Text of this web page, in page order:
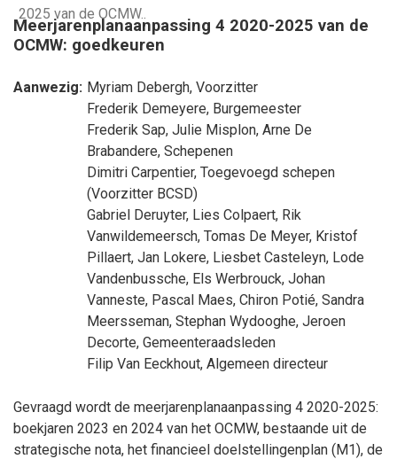
2025 van de OCMW..
Meerjarenplanaanpassing 4 2020-2025 van de
OCMW: goedkeuren
Aanwezig: Myriam Debergh, Voorzitter
Frederik Demeyere, Burgemeester
Frederik Sap, Julie Misplon, Arne De
Brabandere, Schepenen
Dimitri Carpentier, Toegevoegd schepen
(Voorzitter BCSD)
Gabriel Deruyter, Lies Colpaert, Rik
Vanwildemeersch, Tomas De Meyer, Kristof
Pillaert, Jan Lokere, Liesbet Casteleyn, Lode
Vandenbussche, Els Werbrouck, Johan
Vanneste, Pascal Maes, Chiron Potié, Sandra
Meersseman, Stephan Wydooghe, Jeroen
Decorte, Gemeenteraadsleden
Filip Van Eeckhout, Algemeen directeur
Gevraagd wordt de meerjarenplanaanpassing 4 2020-2025:
boekjaren 2023 en 2024 van het OCMW, bestaande uit de
strategische nota, het financieel doelstellingenplan (M1), de